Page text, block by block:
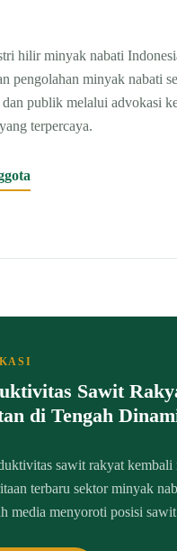
hilir minyak nabati
pengolahan minyak nabati
publik melalui advokasi
terpercaya.
Sawit
di Tengah
sawit rakyat kembali
terbaru sektor minyak
media menyoroti posisi